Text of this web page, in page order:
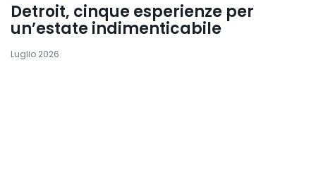
Detroit, cinque esperienze per
un’estate indimenticabile
Luglio 2026